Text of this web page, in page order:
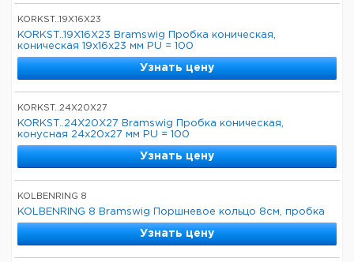
KORKST..19X16X23
KORKST..19X16X23 Bramswig Пробка коническая,
коническая 19x16x23 мм PU = 100
Узнать цену
KORKST..24X20X27
KORKST..24X20X27 Bramswig Пробка коническая,
конусная 24x20x27 мм PU = 100
Узнать цену
KOLBENRING 8
KOLBENRING 8 Bramswig Поршневое кольцо 8см, пробка
Узнать цену